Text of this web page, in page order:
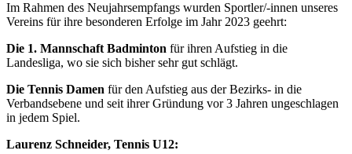
Im Rahmen des Neujahrsempfangs wurden Sportler/-innen unseres
Vereins für ihre besonderen Erfolge im Jahr 2023 geehrt:
Die 1. Mannschaft Badminton für ihren Aufstieg in die
Landesliga, wo sie sich bisher sehr gut schlägt.
Die Tennis Damen für den Aufstieg aus der Bezirks- in die
Verbandsebene und seit ihrer Gründung vor 3 Jahren ungeschlagen
in jedem Spiel.
Laurenz Schneider, Tennis U12: